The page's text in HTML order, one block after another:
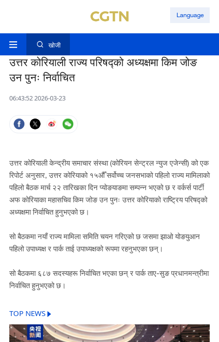
Language
खोजी
उत्तर कोरियाली राज्य परिषद्को अध्यक्षमा किम जोङ
उन पुनः निर्वाचित
06:43:52 2026-03-23
उत्तर कोरियाली केन्द्रीय समाचार संस्था (कोरियन सेन्ट्रल न्युज एजेन्सी) को एक
रिपोर्ट अनुसार, उत्तर कोरियाको १५औँ सर्वोच्च जनसभाको पहिलो राज्य मामिलाको
पहिलो बैठक मार्च २२ तारिखका दिन प्योङयाङमा सम्पन्न भएको छ र वर्कर्स पार्टी
अफ कोरियाका महासचिव किम जोङ उन पुनः उत्तर कोरियाको राष्ट्रिय परिषद्को
अध्यक्षमा निर्वाचित हुनुभएको छ।
सो बैठकमा नयाँ राज्य मामिला समिति चयन गरिएको छ जसमा झाओ योङयुआन
पहिलो उपाध्यक्ष र पार्क ताई उपाध्यक्षको रूपमा रहनुभएका छन्।
सो बैठकमा ६८७ सदस्यहरू निर्वाचित भएका छन् र पार्क ताए-सुङ प्रधानमन्त्रीमा
निर्वाचित हुनुभएको छ।
TOP NEWS